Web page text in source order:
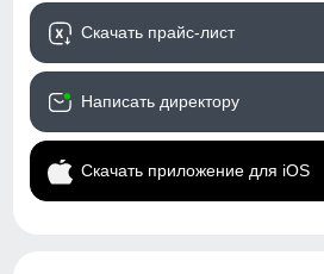
Скачать прайс-лист
Написать директору
Скачать приложение для iOS